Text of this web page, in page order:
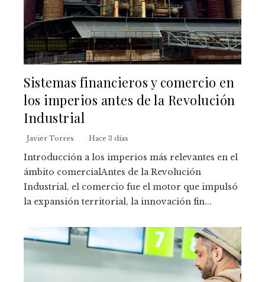
Sistemas financieros y comercio en
los imperios antes de la Revolución
Industrial
Javier Torres Hace 3 días
Introducción a los imperios más relevantes en el
ámbito comercialAntes de la Revolución
Industrial, el comercio fue el motor que impulsó
la expansión territorial, la innovación fin...